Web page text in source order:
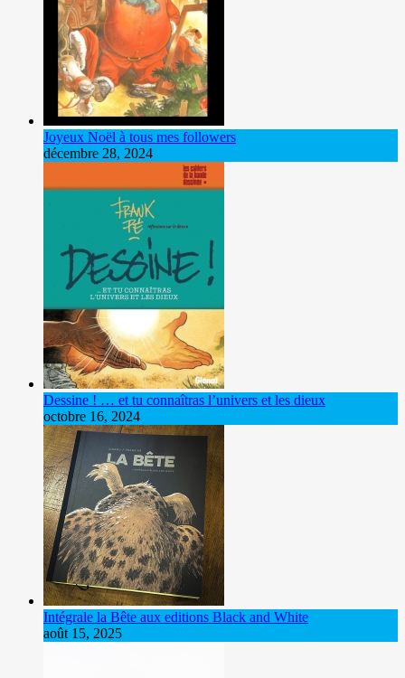
Joyeux Noël à tous mes followers
décembre 28, 2024
Dessine ! … et tu connaîtras l’univers et les dieux
octobre 16, 2024
Intégrale la Bête aux editions Black and White
août 15, 2025